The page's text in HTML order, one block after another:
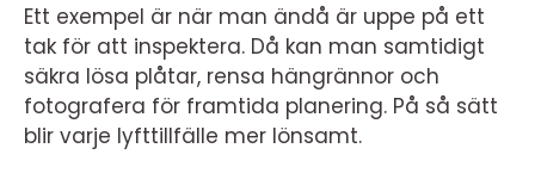
Ett exempel är när man ändå är uppe på ett
tak för att inspektera. Då kan man samtidigt
säkra lösa plåtar, rensa hängrännor och
fotografera för framtida planering. På så sätt
blir varje lyfttillfälle mer lönsamt.